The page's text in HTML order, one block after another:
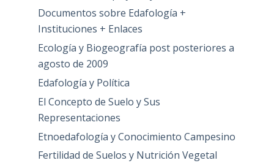
Documentos sobre Edafología +
Instituciones + Enlaces
Ecología y Biogeografía post posteriores a
agosto de 2009
Edafología y Política
El Concepto de Suelo y Sus
Representaciones
Etnoedafología y Conocimiento Campesino
Fertilidad de Suelos y Nutrición Vegetal